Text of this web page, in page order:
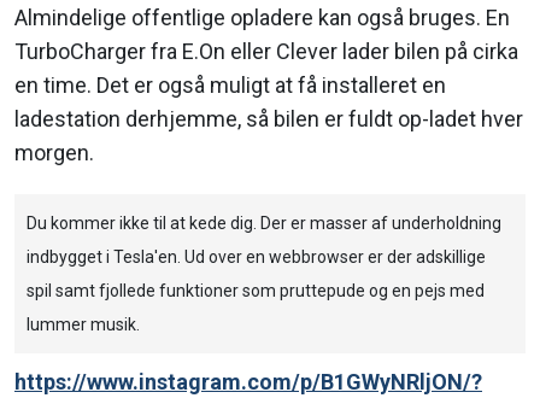
Almindelige offentlige opladere kan også bruges. En
TurboCharger fra E.On eller Clever lader bilen på cirka
en time. Det er også muligt at få installeret en
ladestation derhjemme, så bilen er fuldt op-ladet hver
morgen.
Du kommer ikke til at kede dig. Der er masser af underholdning
indbygget i Tesla'en. Ud over en webbrowser er der adskillige
spil samt fjollede funktioner som pruttepude og en pejs med
lummer musik.
https://www.instagram.com/p/B1GWyNRljON/?